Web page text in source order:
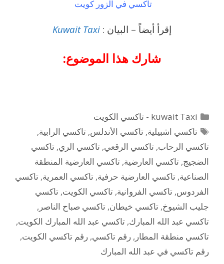
تاكسي في الزور كويت
إقرأ أيضاً – البيان : Kuwait Taxi
شارك هذا الموضوع:
التصنيفات
kuwait Taxi - تاكسي الكويت
الوسوم
تاكسي اشبيلية,تاكسي الأندلس,تاكسي الرابية,
تاكسي الرحاب, تاكسي الرقعي, تاكسي الري, تاكسي
الضجيج, تاكسي العارضية, تاكسي العارضية المنطقة
الصناعية, تاكسي العارضية حرفية, تاكسي العمرية, تاكسي
الفردوس, تاكسي الفروانية, تاكسي الكويت, تاكسي
جليب الشيوخ, تاكسي خيطان, تاكسي صباح الناصر ,
تاكسي عبد الله المبارك, تاكسي عبد الله المبارك الكويت,
تاكسي منطقة المطار , رقم تاكسي, رقم تاكسي الكويت,
رقم تاكسي في عبد الله المبارك